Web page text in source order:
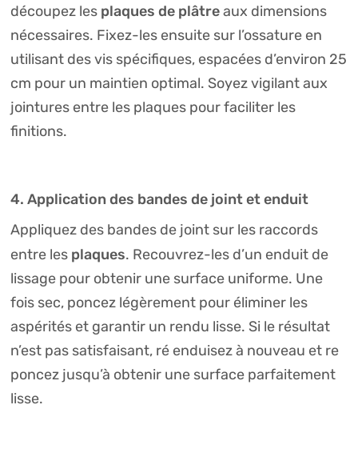
découpez les plaques de plâtreaux dimensions
nécessaires. Fixez-les ensuite sur l’ossature en
utilisant des vis spécifiques, espacées d’environ 25
cm pour un maintien optimal. Soyez vigilant aux
jointures entre les plaques pour faciliter les
finitions.
4. Application des bandes de joint et enduit
Appliquez des bandes de joint sur les raccords
entre les plaques. Recouvrez-les d’un enduit de
lissage pour obtenir une surface uniforme. Une
fois sec, poncez légèrement pour éliminer les
aspérités et garantir un rendu lisse. Si le résultat
n’est pas satisfaisant, ré enduisez à nouveau et re
poncez jusqu’à obtenir une surface parfaitement
lisse.